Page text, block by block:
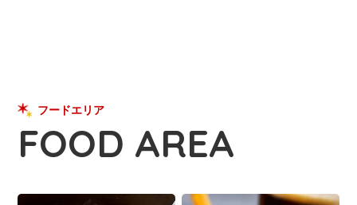
フードエリア
FOOD AREA